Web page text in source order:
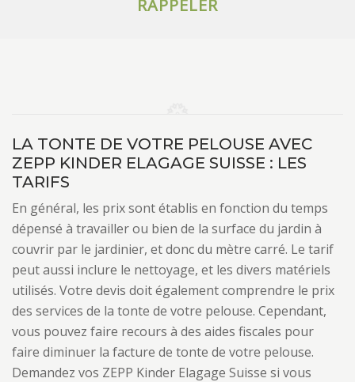
LA TONTE DE VOTRE PELOUSE AVEC
ZEPP KINDER ELAGAGE SUISSE : LES
TARIFS
En général, les prix sont établis en fonction du temps
dépensé à travailler ou bien de la surface du jardin à
couvrir par le jardinier, et donc du mètre carré. Le tarif
peut aussi inclure le nettoyage, et les divers matériels
utilisés. Votre devis doit également comprendre le prix
des services de la tonte de votre pelouse. Cependant,
vous pouvez faire recours à des aides fiscales pour
faire diminuer la facture de tonte de votre pelouse.
Demandez vos ZEPP Kinder Elagage Suisse si vous